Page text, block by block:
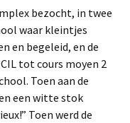
bezocht, in twee
waar kleintjes
en begeleid, en de
tot cours moyen 2
Toen aan de
een witte stok
Toen werd de